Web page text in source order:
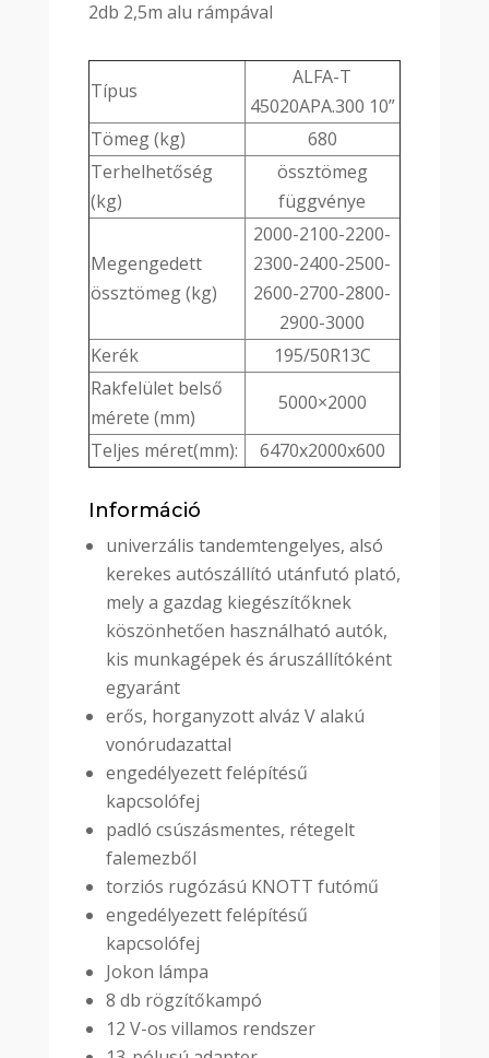
2db 2,5m alu rámpával
Típus
ALFA-T
45020APA.300 10”
Tömeg (kg)
680
Terhelhetőség
(kg)
össztömeg
függvénye
Megengedett
össztömeg (kg)
2000-2100-2200-
2300-2400-2500-
2600-2700-2800-
2900-3000
Kerék
195/50R13C
Rakfelület belső
mérete (mm)
5000×2000
Teljes méret(mm):
6470x2000x600
Információ
univerzális tandemtengelyes, alsó
kerekes autószállító utánfutó plató,
mely a gazdag kiegészítőknek
köszönhetően használható autók,
kis munkagépek és áruszállítóként
egyaránt
erős, horganyzott alváz V alakú
vonórudazattal
engedélyezett felépítésű
kapcsolófej
padló csúszásmentes, rétegelt
falemezből
torziós rugózású KNOTT futómű
engedélyezett felépítésű
kapcsolófej
Jokon lámpa
8 db rögzítőkampó
12 V-os villamos rendszer